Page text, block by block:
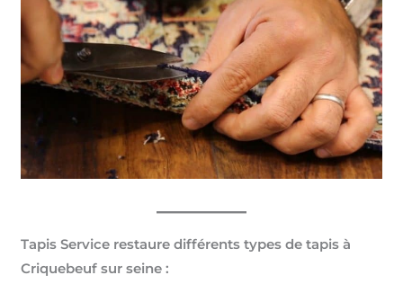
Tapis Service restaure différents types de tapis à
Criquebeuf sur seine :